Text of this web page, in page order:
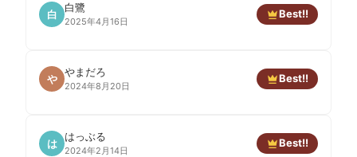
白
白鷺
2025年4月16日
Best!!
や
やまだろ
2024年8月20日
Best!!
は
はっぶる
2024年2月14日
Best!!